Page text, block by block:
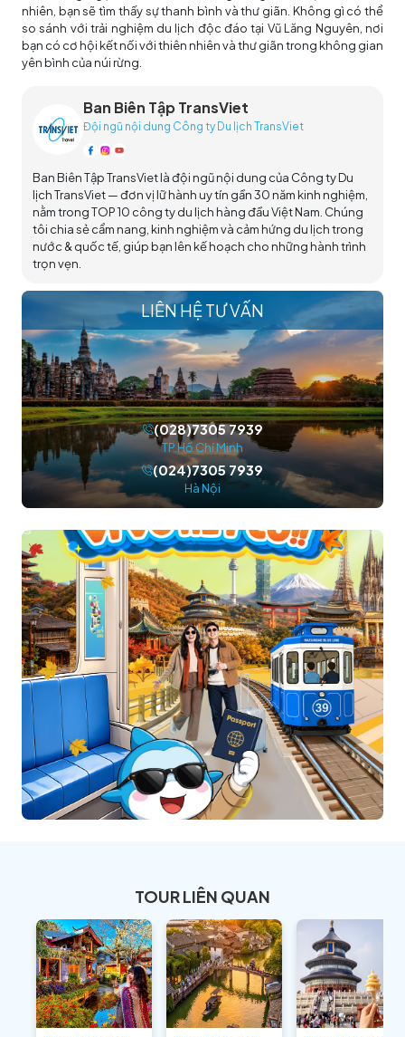
nhiên, bạn sẽ tìm thấy sự thanh bình và thư giãn. Không gì có thể
so sánh với trải nghiệm du lịch độc đáo tại Vũ Lăng Nguyên, nơi
bạn có cơ hội kết nối với thiên nhiên và thư giãn trong không gian
yên bình của núi rừng.
Ban Biên Tập TransViet
Đội ngũ nội dung Công ty Du lịch TransViet
Ban Biên Tập TransViet là đội ngũ nội dung của Công ty Du
lịch TransViet — đơn vị lữ hành uy tín gần 30 năm kinh nghiệm,
nằm trong TOP 10 công ty du lịch hàng đầu Việt Nam. Chúng
tôi chia sẻ cẩm nang, kinh nghiệm và cảm hứng du lịch trong
nước & quốc tế, giúp bạn lên kế hoạch cho những hành trình
trọn vẹn.
LIÊN HỆ TƯ VẤN
(028)7305 7939
TP.Hồ Chí Minh
(024)7305 7939
Hà Nội
TOUR LIÊN QUAN